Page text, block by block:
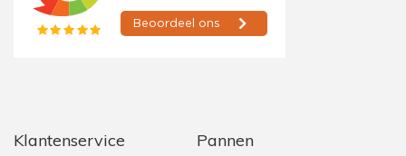
Klantenservice Pannen